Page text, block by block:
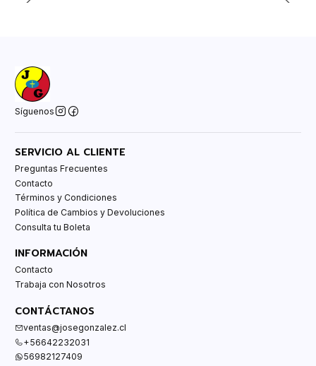
Síguenos
SERVICIO AL CLIENTE
Preguntas Frecuentes
Contacto
Términos y Condiciones
Política de Cambios y Devoluciones
Consulta tu Boleta
INFORMACIÓN
Contacto
Trabaja con Nosotros
CONTÁCTANOS
ventas@josegonzalez.cl
+56642232031
56982127409